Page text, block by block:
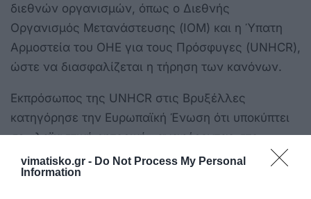
vimatisko.gr - Do Not Process My Personal
Information
διεθνών οργανισμών, όπως ο Διεθνής
Οργανισμός Μετανάστευσης (IOM) και η Ύπατη
Αρμοστεία του ΟΗΕ για τους Πρόσφυγες (UNHCR),
ώστε να διασφαλίζεται η τήρηση των κανόνων.
Εκπρόσωπος της UNHCR στις Βρυξέλλες
κατηγόρησε την Ευρωπαϊκή Ένωση ότι υποκύπτει
σε «λαϊκιστική ρητορική» αναφέροντας στο
Politico ότι οι πρόσφυγες διατρέχουν τον κίνδυνο
να σταλούν σε χώρες όπου μπορεί να υποστούν